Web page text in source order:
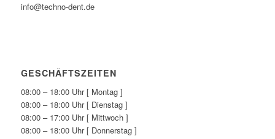
info@techno-dent.de
GESCHÄFTSZEITEN
08:00 – 18:00 Uhr [ Montag ]
08:00 – 18:00 Uhr [ Dienstag ]
08:00 – 17:00 Uhr [ Mittwoch ]
08:00 – 18:00 Uhr [ Donnerstag ]